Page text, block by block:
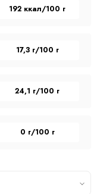
192 ккал/100 г
17,3 г/100 г
24,1 г/100 г
0 г/100 г